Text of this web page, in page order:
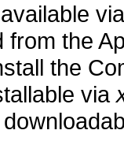
from the
the
via